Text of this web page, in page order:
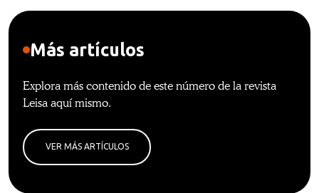
Más artículos
Explora más contenido de este número de la revista
Leisa aquí mismo.
VER MÁS ARTÍCULOS